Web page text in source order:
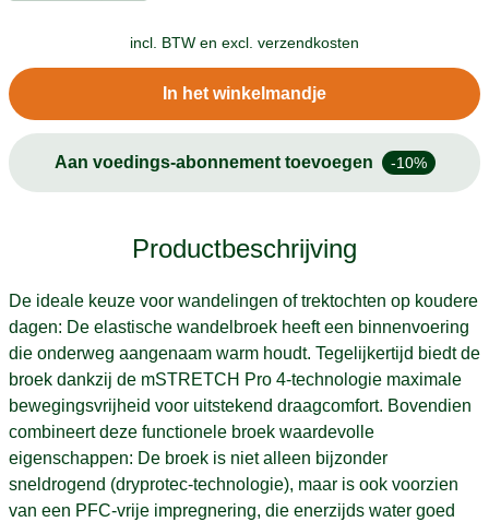
incl. BTW en excl. verzendkosten
In het winkelmandje
Aan voedings-abonnement toevoegen -10%
Productbeschrijving
De ideale keuze voor wandelingen of trektochten op koudere
dagen: De elastische wandelbroek heeft een binnenvoering
die onderweg aangenaam warm houdt. Tegelijkertijd biedt de
broek dankzij de mSTRETCH Pro 4-technologie maximale
bewegingsvrijheid voor uitstekend draagcomfort. Bovendien
combineert deze functionele broek waardevolle
eigenschappen: De broek is niet alleen bijzonder
sneldrogend (dryprotec-technologie), maar is ook voorzien
van een PFC-vrije impregnering, die enerzijds water goed